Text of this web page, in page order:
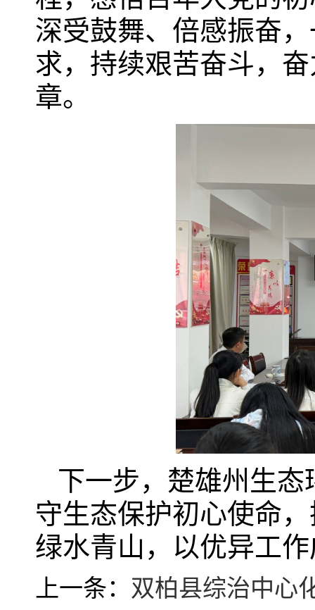
深受鼓舞、倍感振奋
求，持续艰苦奋斗，
章。
下一步，楚雄州生
守生态保护初心使命
绿水青山，以优异工
上一条： 双柏县综治中心